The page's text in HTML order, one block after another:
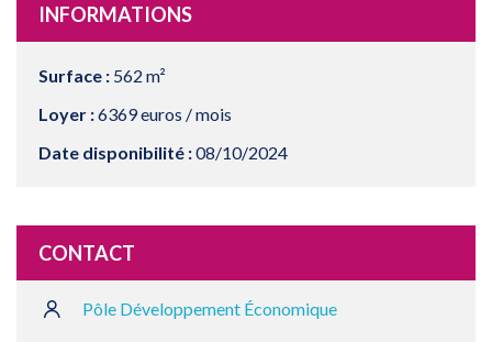
INFORMATIONS
Surface : 562 m²
Loyer :6369 euros / mois
Date disponibilité :08/10/2024
CONTACT
Pôle Développement Économique